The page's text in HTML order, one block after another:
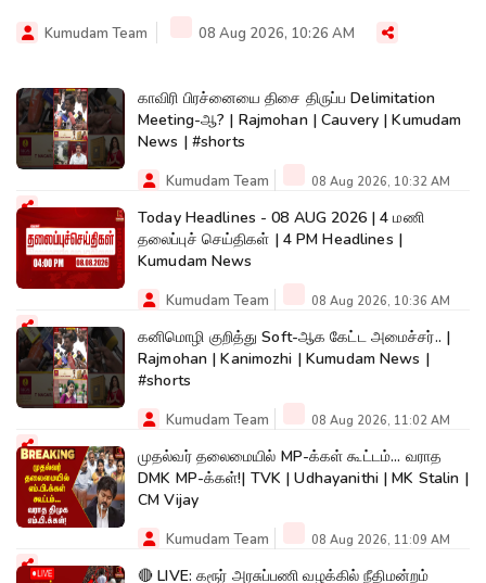
Kumudam Team 08 Aug 2026, 10:26 AM
காவிரி பிரச்னையை திசை திருப்ப Delimitation
Meeting-ஆ? | Rajmohan | Cauvery | Kumudam
News | #shorts
Kumudam Team 08 Aug 2026, 10:32 AM
Today Headlines - 08 AUG 2026 | 4 மணி
தலைப்புச் செய்திகள் | 4 PM Headlines |
Kumudam News
Kumudam Team 08 Aug 2026, 10:36 AM
கனிமொழி குறித்து Soft-ஆக கேட்ட அமைச்சர்.. |
Rajmohan | Kanimozhi | Kumudam News |
#shorts
Kumudam Team 08 Aug 2026, 11:02 AM
முதல்வர் தலைமையில் MP-க்கள் கூட்டம்... வராத
DMK MP-க்கள்!| TVK | Udhayanithi | MK Stalin |
CM Vijay
Kumudam Team 08 Aug 2026, 11:09 AM
🔴 LIVE: கரூர் அரசுப்பணி வழக்கில் நீதிமன்றம்